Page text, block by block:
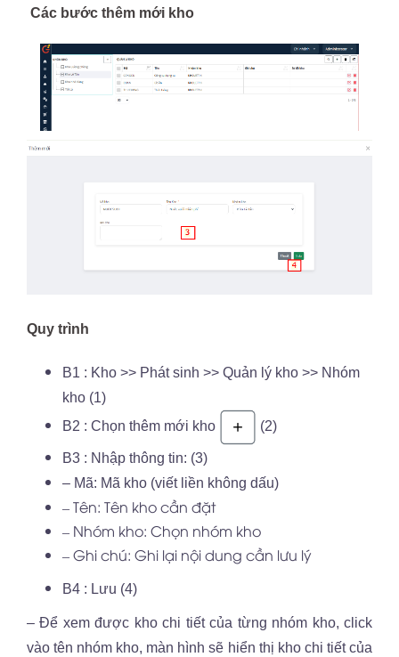
Các bước thêm mới kho
Quy trình
B1 : Kho >> Phát sinh >> Quản lý kho >> Nhóm
kho (1)
B2 : Chọn thêm mới kho
(2)
B3 : Nhập thông tin: (3)
– Mã: Mã kho (viết liền không dấu)
– Tên: Tên kho cần đặt
– Nhóm kho: Chọn nhóm kho
– Ghi chú: Ghi lại nội dung cần lưu lý
B4 : Lưu (4)
– Để xem được kho chi tiết của từng nhóm kho, click
vào tên nhóm kho, màn hình sẽ hiển thị kho chi tiết của